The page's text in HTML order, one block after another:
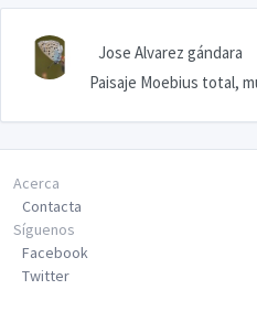
Jose Alvarez gándara
Paisaje Moebius total,
Acerca
Contacta
Síguenos
Facebook
Twitter